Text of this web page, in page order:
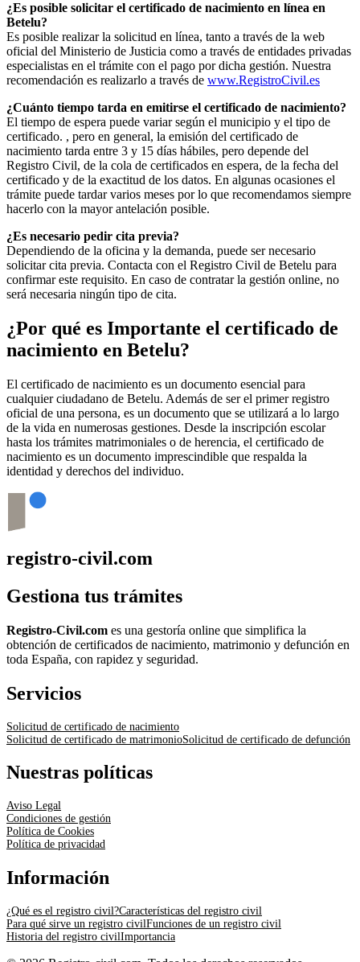
¿Es posible solicitar el certificado de nacimiento en línea en
Betelu?
Es posible realizar la solicitud en línea, tanto a través de la web
oficial del Ministerio de Justicia como a través de entidades privadas
especialistas en el trámite con el pago por dicha gestión. Nuestra
recomendación es realizarlo a través de www.RegistroCivil.es
¿Cuánto tiempo tarda en emitirse el certificado de nacimiento?
El tiempo de espera puede variar según el municipio y el tipo de
certificado. , pero en general, la emisión del certificado de
nacimiento tarda entre 3 y 15 días hábiles, pero depende del
Registro Civil, de la cola de certificados en espera, de la fecha del
certificado y de la exactitud de los datos. En algunas ocasiones el
trámite puede tardar varios meses por lo que recomendamos siempre
hacerlo con la mayor antelación posible.
¿Es necesario pedir cita previa?
Dependiendo de la oficina y la demanda, puede ser necesario
solicitar cita previa. Contacta con el Registro Civil de Betelu para
confirmar este requisito. En caso de contratar la gestión online, no
será necesaria ningún tipo de cita.
¿Por qué es Importante el certificado de
nacimiento en Betelu?
El certificado de nacimiento es un documento esencial para
cualquier ciudadano de Betelu. Además de ser el primer registro
oficial de una persona, es un documento que se utilizará a lo largo
de la vida en numerosas gestiones. Desde la inscripción escolar
hasta los trámites matrimoniales o de herencia, el certificado de
nacimiento es un documento imprescindible que respalda la
identidad y derechos del individuo.
registro-civil.com
Gestiona tus trámites
Registro-Civil.com es una gestoría online que simplifica la
obtención de certificados de nacimiento, matrimonio y defunción en
toda España, con rapidez y seguridad.
Servicios
Solicitud de certificado de nacimiento
Solicitud de certificado de matrimonioSolicitud de certificado de defunción
Nuestras políticas
Aviso Legal
Condiciones de gestión
Política de Cookies
Política de privacidad
Información
¿Qué es el registro civil?Características del registro civil
Para qué sirve un registro civilFunciones de un registro civil
Historia del registro civilImportancia